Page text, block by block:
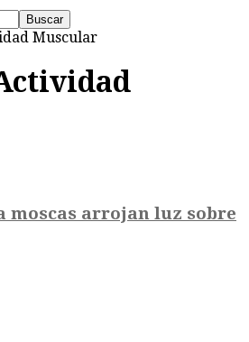
Muscular
moscas arrojan luz sobre